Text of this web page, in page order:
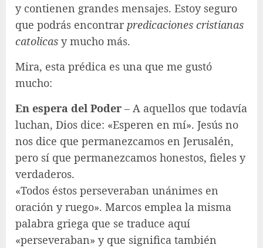
y contienen grandes mensajes. Estoy seguro
que podrás encontrar predicaciones cristianas
catolicas y mucho más.
Mira, esta prédica es una que me gustó
mucho:
En espera del Poder – A aquellos que todavía
luchan, Dios dice: «Esperen en mí». Jesús no
nos dice que permanezcamos en Jerusalén,
pero sí que permanezcamos honestos, fieles y
verdaderos.
«Todos éstos perseveraban unánimes en
oración y ruego». Marcos emplea la misma
palabra griega que se traduce aquí
«perseveraban» y que significa también